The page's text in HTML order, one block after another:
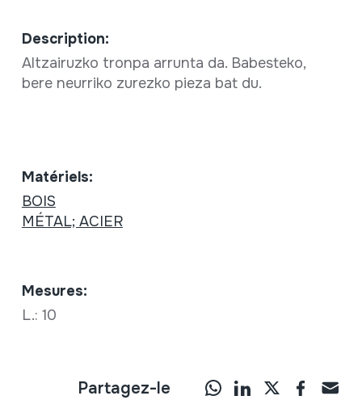
Description:
Altzairuzko tronpa arrunta da. Babesteko,
bere neurriko zurezko pieza bat du.
Matériels:
BOIS
MÉTAL; ACIER
Mesures:
L.: 10
Partagez-le